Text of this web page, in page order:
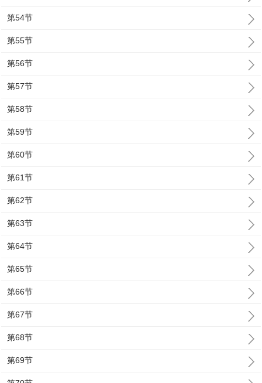
第54节
第55节
第56节
第57节
第58节
第59节
第60节
第61节
第62节
第63节
第64节
第65节
第66节
第67节
第68节
第69节